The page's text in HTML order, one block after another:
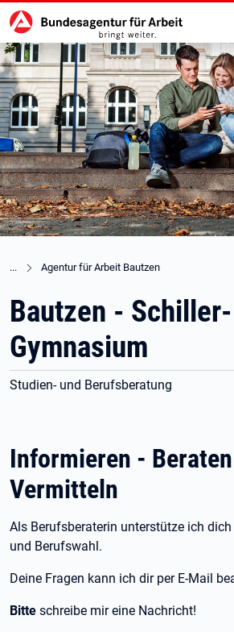
zu den Hauptinhalten springen
Hauptnavigation
Agentur für Arbeit Bautzen
Bautzen - Schiller-
Gymnasium
Studien- und Berufsberatung
Informieren -
Vermitteln
Als Berufsberaterin unterstütze ich
und Berufswahl.
Deine Fragen kann ich dir per E-Mail
Bitte schreibe mir eine Nachricht!